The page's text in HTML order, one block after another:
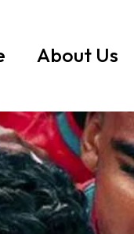
About Us